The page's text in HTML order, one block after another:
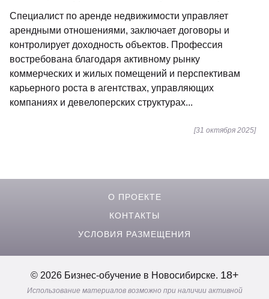
Специалист по аренде недвижимости управляет
арендными отношениями, заключает договоры и
контролирует доходность объектов. Профессия
востребована благодаря активному рынку
коммерческих и жилых помещений и перспективам
карьерного роста в агентствах, управляющих
компаниях и девелоперских структурах...
[31 октября 2025]
О ПРОЕКТЕ
КОНТАКТЫ
УСЛОВИЯ РАЗМЕЩЕНИЯ
© 2026 Бизнес-обучение в Новосибирске. 18+
Использование материалов возможно при наличии активной